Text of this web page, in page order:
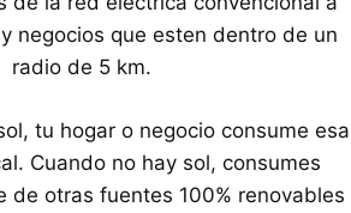
negocios que esten dentro de un
radio de 5 km.
tu hogar o negocio consume esa
Cuando no hay sol, consumes
de otras fuentes 100% renovables